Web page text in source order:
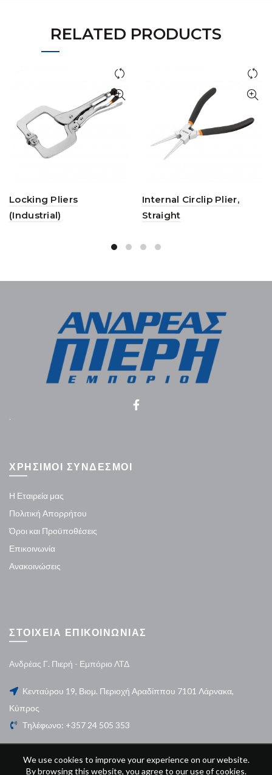
RELATED PRODUCTS
Locking Pliers
(Industrial)
Internal Circlip Plier,
Straight
.
ΧΡΗΣΙΜΟΙ ΣΥΝΔΕΣΜΟΙ
Η Εταιρεία μας
Πολιτική Απορρήτου
Όροι και Προϋποθέσεις
Επικοινωνία
Ανακοινώσεις
ΣΤΟΙΧΕΙΑ ΕΠΙΚΟΙΝΩΝΙΑΣ
Ανδρέας Γ. Πιερή - Εμπόριο ΛΤΔ
Κενταύρου 19, Βιομ. Περιοχή Αραδίππου 7101 Λάρνακα,
Κύπρος
Τηλέφωνο: +357 24 505 353
We use cookies to improve your experience on our website.
By browsing this website, you agree to our use of cookies.